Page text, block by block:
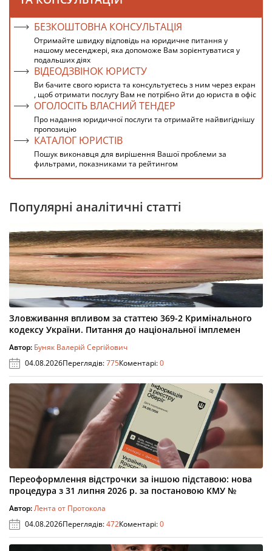
БЕЗКОШТОВНА КОНСУЛЬТАЦІЯ
Отримайте швидку відповідь на юридичне питання у
нашому месенджері, яка допоможе Вам зорієнтуватися у
подальших діях
ВІДЕОДЗВІНОК ЮРИСТУ
Ви бачите свого юриста та консультуєтесь з ним через екран
, щоб отримати послугу Вам не потрібно йти до юриста в офіс
ОГОЛОСІТЬ ВЛАСНИЙ ТЕНДЕР
Про надання юридичної послуги та отримайте найвигіднішу
пропозицію
КАТАЛОГ ЮРИСТІВ
Пошук виконавця для вирішення Вашої проблеми за
фильтрами, показниками та рейтингом
Популярні аналітичні статті
Зловживання впливом за статтею 369-2 Кримінального
кодексу України. Питання до національної імплемен
Автор: Буняк Валерій Сергійович
04.08.2026Переглядів:775Коментарі:0
Переоформлення відстрочки за іншою підставою: нова
процедура з 31 липня 2026 р. за постановою КМУ №
Автор:Лента от Протокола
04.08.2026Переглядів:472Коментарі:0